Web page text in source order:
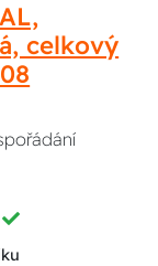
celkový